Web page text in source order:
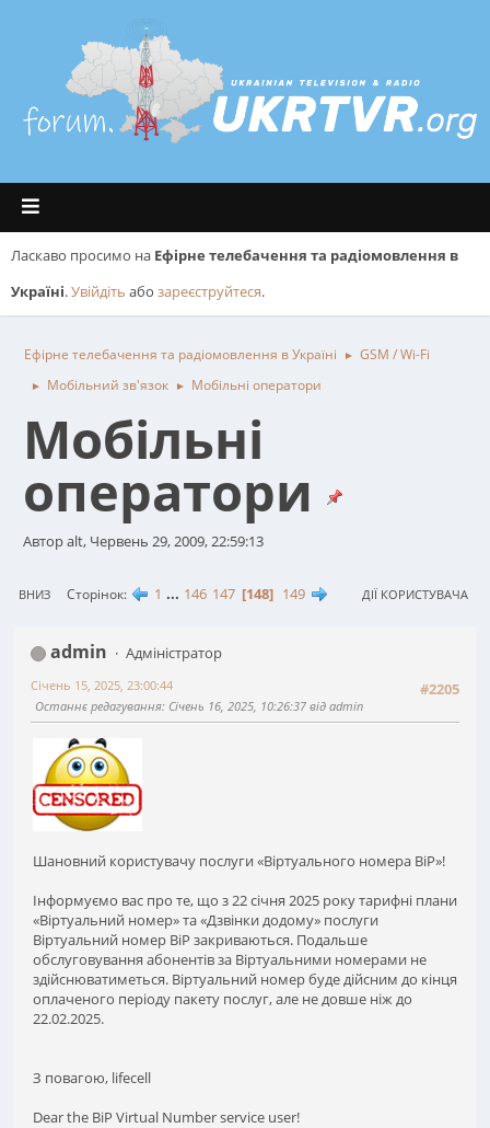
Ласкаво просимо на Ефірне телебачення та радіомовлення в
Україні.Увійдіть або зареєструйтеся.
Ефірне телебачення та радіомовлення в Україні ► GSM / Wi-Fi
► Мобільний зв'язок ► Мобільні оператори
Мобільні
оператори
Автор alt, Червень 29, 2009, 22:59:13
ВНИЗ Сторінок 1 ... 146 147 148 149 ДІЇ КОРИСТУВАЧА
admin
Адміністратор
#2205
Січень 15, 2025, 23:00:44
Останнє редагування: Січень 16, 2025, 10:26:37 від admin
Шановний користувачу послуги «Віртуального номера BiP»!
Інформуємо вас про те, що з 22 січня 2025 року тарифні плани
«Віртуальний номер» та «Дзвінки додому» послуги
Віртуальний номер BiP закриваються. Подальше
обслуговування абонентів за Віртуальними номерами не
здійснюватиметься. Віртуальний номер буде дійсним до кінця
оплаченого періоду пакету послуг, але не довше ніж до
22.02.2025.
З повагою, lifecell
Dear the BiP Virtual Number service user!